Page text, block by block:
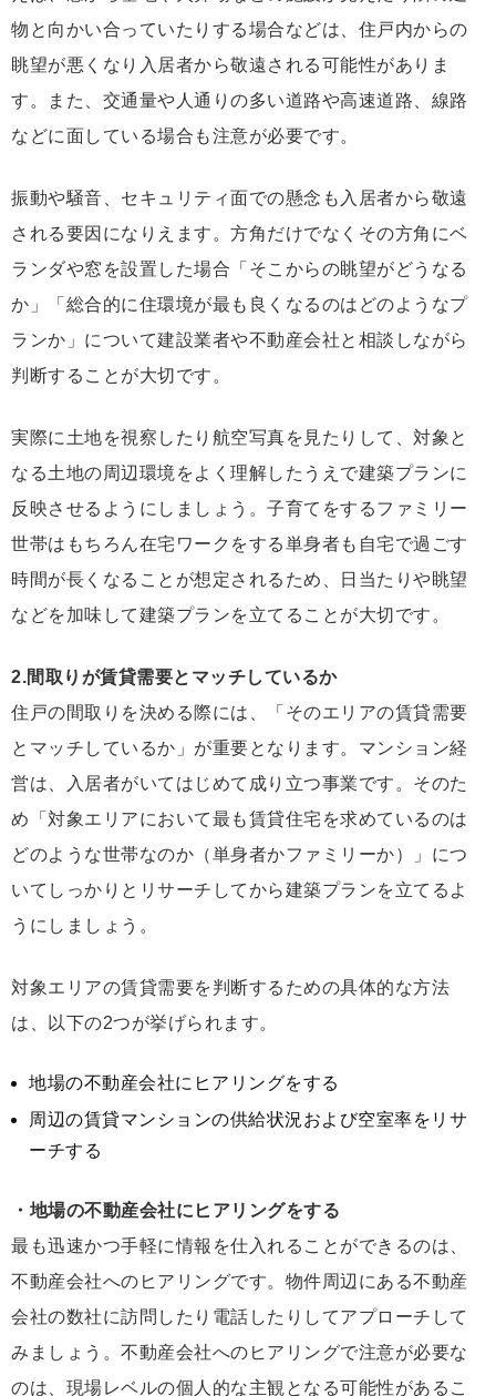
物と向かい合っていたりする場合などは、住戸内からの
眺望が悪くなり入居者から敬遠される可能性がありま
す。また、交通量や人通りの多い道路や高速道路、線路
などに面している場合も注意が必要です。
振動や騒音、セキュリティ面での懸念も入居者から敬遠
される要因になりえます。方角だけでなくその方角にベ
ランダや窓を設置した場合「そこからの眺望がどうなる
か」「総合的に住環境が最も良くなるのはどのようなプ
ランか」について建設業者や不動産会社と相談しながら
判断することが大切です。
実際に土地を視察したり航空写真を見たりして、対象と
なる土地の周辺環境をよく理解したうえで建築プランに
反映させるようにしましょう。子育てをするファミリー
世帯はもちろん在宅ワークをする単身者も自宅で過ごす
時間が長くなることが想定されるため、日当たりや眺望
などを加味して建築プランを立てることが大切です。
2.間取りが賃貸需要とマッチしているか
住戸の間取りを決める際には、「そのエリアの賃貸需要
とマッチしているか」が重要となります。マンション経
営は、入居者がいてはじめて成り立つ事業です。そのた
め「対象エリアにおいて最も賃貸住宅を求めているのは
どのような世帯なのか（単身者かファミリーか）」につ
いてしっかりとリサーチしてから建築プランを立てるよ
うにしましょう。
対象エリアの賃貸需要を判断するための具体的な方法
は、以下の2つが挙げられます。
地場の不動産会社にヒアリングをする
周辺の賃貸マンションの供給状況および空室率をリサ
ーチする
・地場の不動産会社にヒアリングをする
最も迅速かつ手軽に情報を仕入れることができるのは、
不動産会社へのヒアリングです。物件周辺にある不動産
会社の数社に訪問したり電話したりしてアプローチして
みましょう。不動産会社へのヒアリングで注意が必要な
のは、現場レベルの個人的な主観となる可能性があるこ